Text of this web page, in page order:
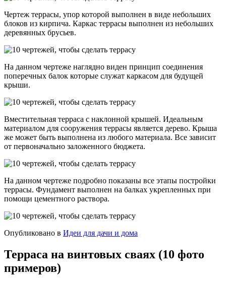
Чертеж террасы, упор которой выполнен в виде небольших
блоков из кирпича. Каркас террасы выполнен из небольших
деревянных брусьев.
На данном чертеже наглядно виден принцип соединения
поперечных балок которые служат каркасом для будущей
крыши.
Вместительная терраса с наклонной крышей. Идеальным
материалом для сооружения террасы является дерево. Крыша
же может быть выполнена из любого материала. Все зависит
от первоначально заложенного бюджета.
На данном чертеже подробно показаны все этапы постройки
террасы. Фундамент выполнен на балках укрепленных при
помощи цементного раствора.
Опубликовано в Идеи для дачи и дома
Терраса на винтовых сваях (10 фото
примеров)